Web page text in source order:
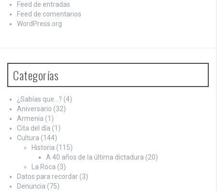
Feed de entradas
Feed de comentarios
WordPress.org
Categorías
¿Sabías que…? (4)
Aniversario (32)
Armenia (1)
Cita del día (1)
Cultura (144)
Historia (115)
A 40 años de la última dictadura (20)
La Roca (3)
Datos para recordar (3)
Denuncia (75)